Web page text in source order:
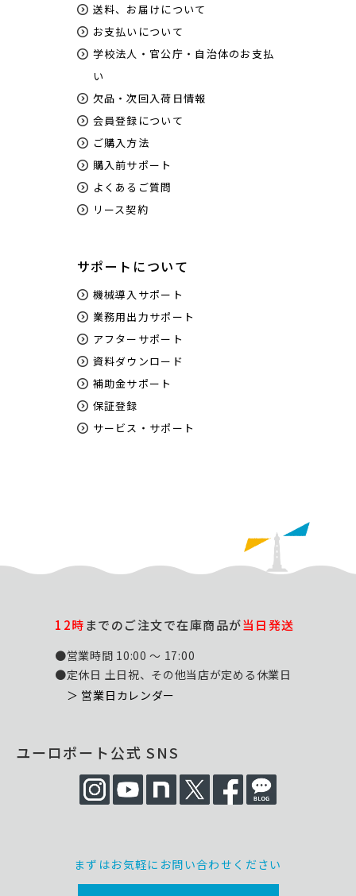
送料、お届けについて
お支払いについて
学校法人・官公庁・自治体のお支払
い
欠品・次回入荷日情報
会員登録について
ご購入方法
購入前サポート
よくあるご質問
リース契約
サポートについて
機械導入サポート
業務用出力サポート
アフターサポート
資料ダウンロード
補助金サポート
保証登録
サービス・サポート
12時までのご注文で在庫商品が当日発送
●営業時間 10:00 ～ 17:00
●定休日 土日祝、その他当店が定める休業日
＞ 営業日カレンダー
ユーロポート公式 SNS
まずはお気軽にお問い合わせください